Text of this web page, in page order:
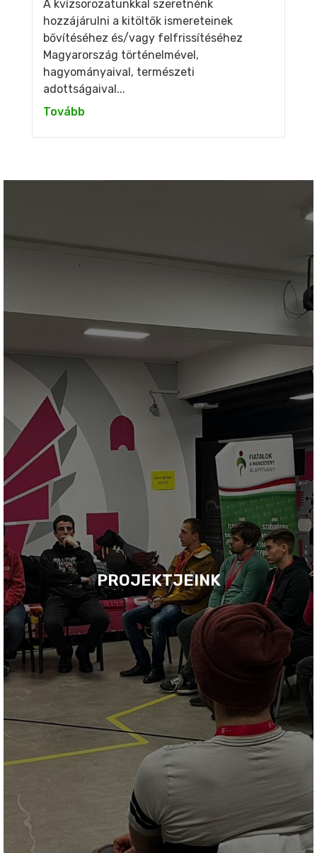
A kvízsorozatunkkal szeretnénk
hozzájárulni a kitöltők ismereteinek
bővítéséhez és/vagy felfrissítéséhez
Magyarország történelmével,
hagyományaival, természeti
adottságaival...
Tovább
PROJEKTJEINK